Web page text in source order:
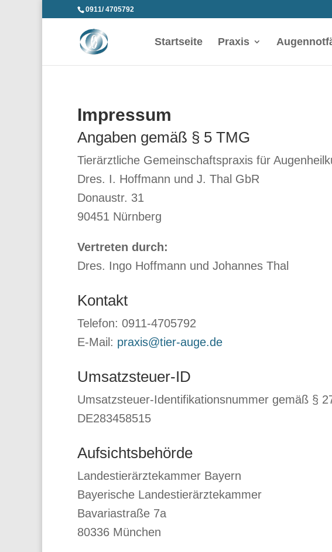
0911/ 4705792
Startseite Praxis
Impressum
Angaben gemäß § 5 TMG
Tierärztliche Gemeinschaftspraxis für
Dres. I. Hoffmann und J. Thal GbR
Donaustr. 31
90451 Nürnberg
Vertreten durch:
Dres. Ingo Hoffmann und Johannes Thal
Kontakt
Telefon: 0911-4705792
E-Mail: praxis@tier-auge.de
Umsatzsteuer-ID
Umsatzsteuer-Identifikationsnummer gemäß §
DE283458515
Aufsichtsbehörde
Landestierärztekammer Bayern
Bayerische Landestierärztekammer
Bavariastraße 7a
80336 München